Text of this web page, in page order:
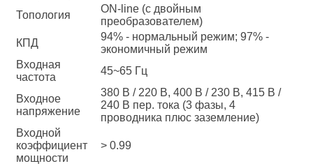
Топология
ON-line (с двойным
преобразователем)
КПД
94% - нормальный режим; 97% -
экономичный режим
Входная
частота
45~65 Гц
Входное
напряжение
380 В / 220 В, 400 В / 230 В, 415 В /
240 В пер. тока (3 фазы, 4
проводника плюс заземление)
Входной
коэффициент
мощности
> 0.99